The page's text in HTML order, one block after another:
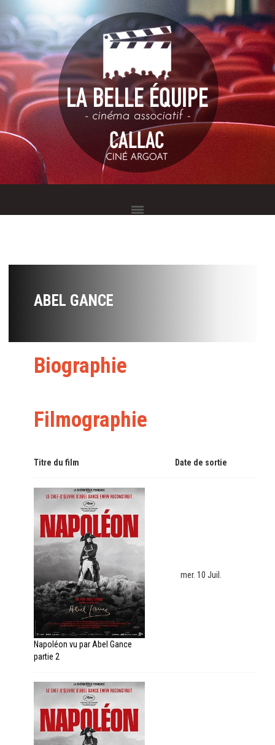
ABEL GANCE
Biographie
Filmographie
Titre du film Date de sortie
Napoléon vu par Abel Gance
partie 2
mer. 10 Juil.